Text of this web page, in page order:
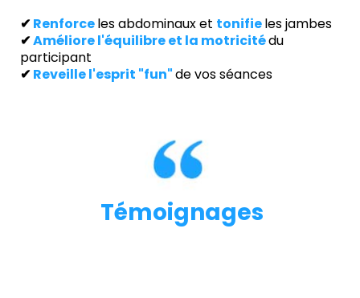
✔ Renforceles abdominaux et tonifieles jambes
✔Améliore l'équilibre et la motricitédu
participant
✔ Reveille l'esprit "fun"de vos séances
Témoignages